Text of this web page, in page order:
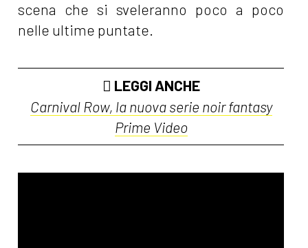
scena che si sveleranno poco a poco
nelle ultime puntate.
LEGGI ANCHE
Carnival Row, la nuova serie noir fantasy
Prime Video